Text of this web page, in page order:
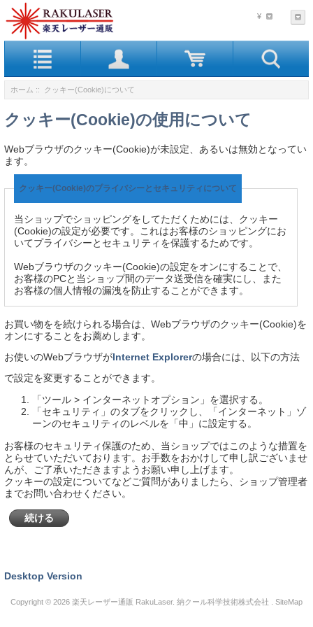
¥
ホーム :: クッキー(Cookie)について
クッキー(Cookie)の使用について
Webブラウザのクッキー(Cookie)が未設定、あるいは無効となってい
ます。
クッキー(Cookie)のプライバシーとセキュリティについて
当ショップでショッピングをしてただくためには、クッキー
(Cookie)の設定が必要です。これはお客様のショッピングにお
いてプライバシーとセキュリティを保護するためです。
Webブラウザのクッキー(Cookie)の設定をオンにすることで、
お客様のPCと当ショップ間のデータ送受信を確実にし、また
お客様の個人情報の漏洩を防止することができます。
お買い物をを続けられる場合は、Webブラウザのクッキー(Cookie)を
オンにすることをお薦めします。
お使いのWebブラウザがInternet Explorerの場合には、以下の方法
で設定を変更することができます。
「ツール > インターネットオプション」を選択する。
「セキュリティ」のタブをクリックし、「インターネット」ゾ
ーンのセキュリティのレベルを「中」に設定する。
お客様のセキュリティ保護のため、当ショップではこのような措置を
とらせていただいております。お手数をおかけして申し訳ございませ
んが、ご了承いただきますようお願い申し上げます。
クッキーの設定についてなどご質問がありましたら、ショップ管理者
までお問い合わせください。
続ける
Desktop Version
Copyright © 2026 楽天レーザー通販 RakuLaser. 納クール科学技術株式会社 . SiteMap